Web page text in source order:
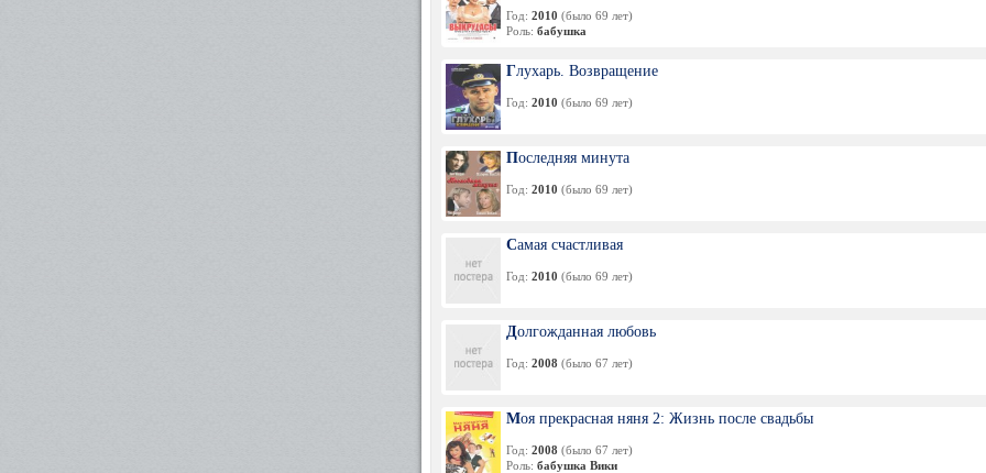
Год: 2010 (было 69 лет)
Роль: бабушка
Глухарь. Возвращение
Год: 2010 (было 69 лет)
Последняя минута
Год: 2010 (было 69 лет)
Самая счастливая
Год: 2010 (было 69 лет)
Долгожданная любовь
Год: 2008 (было 67 лет)
Моя прекрасная няня 2: Жизнь после свадьбы
Год: 2008 (было 67 лет)
Роль: бабушка Вики